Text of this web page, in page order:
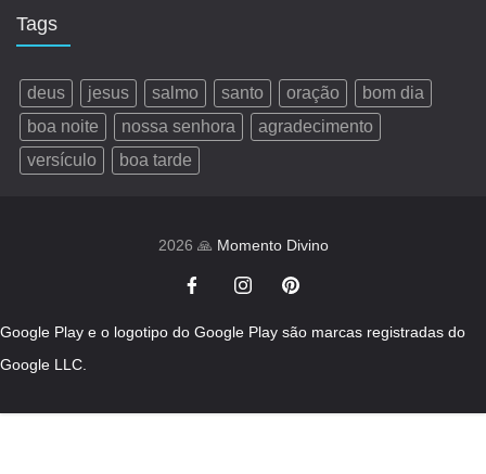
Tags
deus jesus salmo santo oração
bom dia
boa noite
nossa senhora
agradecimento
versículo
boa tarde
2026 🙏 Momento Divino
Google Play e o logotipo do Google Play são marcas registradas do
Google LLC.